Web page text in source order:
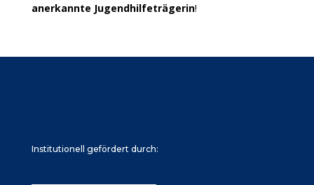
anerkannte Jugendhilfeträgerin!
Institutionell gefördert durch: